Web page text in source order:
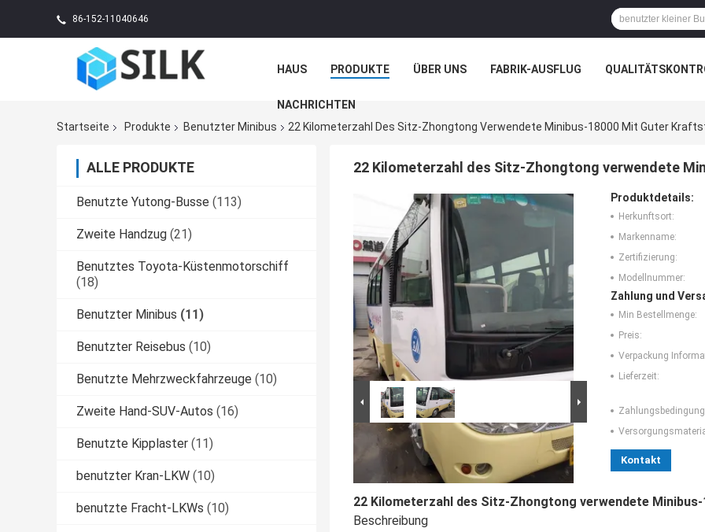
86-152-11040646
HAUS PRODUKTE ÜBER UNS FABRIK-AUSFLUG
NACHRICHTEN
Startseite
Produkte Benutzter Minibus 22 Kilometerzahl Des Sitz-Zhongtong Verwendete Minibus-18000 Mit Guter
ALLE PRODUKTE
Benutzte Yutong-Busse (113)
Zweite Handzug (21)
Benutztes Toyota-Küstenmotorschiff
(18)
Benutzter Minibus (11)
Benutzter Reisebus (10)
Benutzte Mehrzweckfahrzeuge (10)
Zweite Hand-SUV-Autos (16)
Benutzte Kipplaster (11)
benutzter Kran-LKW (10)
benutzte Fracht-LKWs (10)
22 Kilometerzahl des Sitz-Zhongtong verwendete
22 Kilometerzahl des Sitz-Zhongtong
verwendete Minibus-18000 mit guter
Kraftstoffeffizienz
Produktdetails:
Herkunftsort:
Markenname:
Zertifizierung:
Modellnummer:
Zahlung und
Min Bestellmenge:
Preis:
Verpackung
Lieferzeit:
Kontakt
22 Kilometerzahl des Sitz-Zhongtong verwendete
Beschreibung